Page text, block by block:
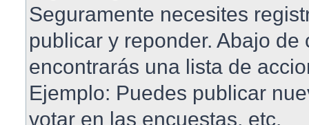
Seguramente necesites
publicar y reponder. Abajo de
encontrarás una lista de
Ejemplo: Puedes publicar
votar en las encuestas, etc.